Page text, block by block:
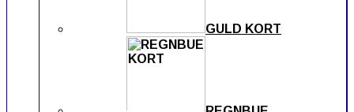
GULD KORT